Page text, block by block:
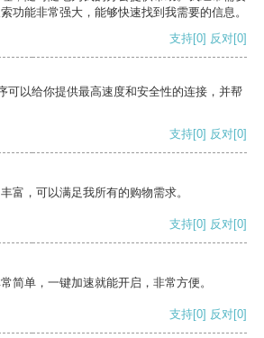
功能非常强大，能够快速找到我需要的信息。
支持[0] 反对[0]
可以给你提供最高速度和安全性的连接，并帮
支持[0] 反对[0]
富，可以满足我所有的购物需求。
支持[0] 反对[0]
简单，一键加速就能开启，非常方便。
支持[0] 反对[0]